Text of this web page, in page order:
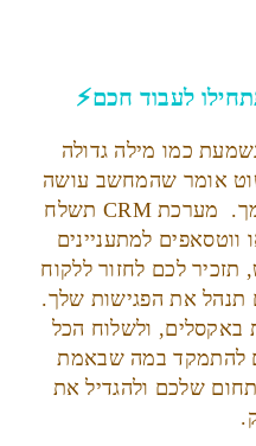
לעבוד חכם⚡
כמו מילה גדולה
אומר שהמחשב עושה
את העבודה השחורה במקומך. מערכת CRM תשלח
ווטסאפים למתעניינים
לכם לחזור ללקוח
תנהל את הפגישות שלך.
באקסלים, ולשלוח הכל
להתמקד במה שבאמת
שלכם ולהגדיל את